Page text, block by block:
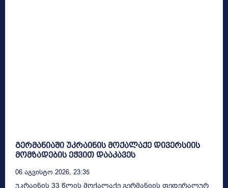
გერმანიაში უკრაინის მოქალაქე დივერსიის
მომზადების ეჭვით დააკავეს
06 Აგვისტო 2026, 23:35
უკრაინის 33 წლის მოქალაქე გერმანიის ფედერალურ